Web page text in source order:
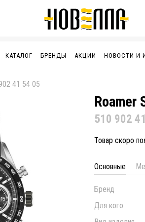
КАТАЛОГ БРЕНДЫ АКЦИИ НОВОСТИ И
41 54 05
Roamer
510 902
Товар скоро
Основные
Бренд
Для кого